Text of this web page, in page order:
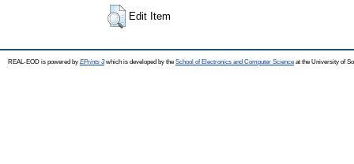
Edit Item
REAL-EOD is powered by EPrints 3which is developed by the School of Electronics and Computer Science at the University of